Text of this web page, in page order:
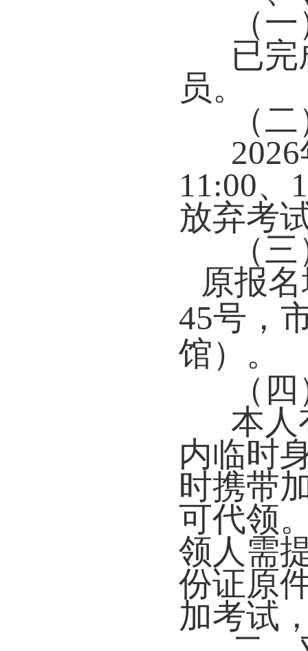
（
已
员。
（
11:00、
放弃考
（
原报
45号，
馆）。
（
本人
内临时
时携带
可代领
领人需
份证原
加考试